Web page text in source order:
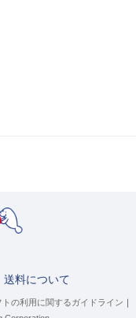
送料について
の利用に関するガイドライン ｜